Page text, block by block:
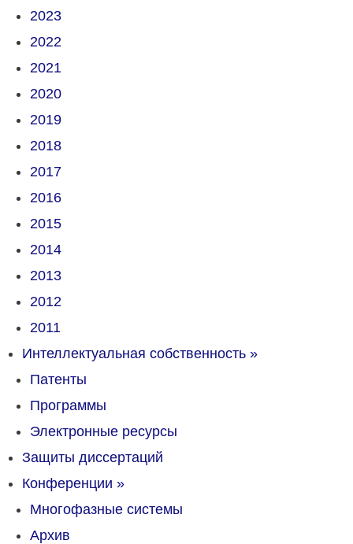
2023
2022
2021
2020
2019
2018
2017
2016
2015
2014
2013
2012
2011
Интеллектуальная собственность »
Патенты
Программы
Электронные ресурсы
Защиты диссертаций
Конференции »
Многофазные системы
Архив